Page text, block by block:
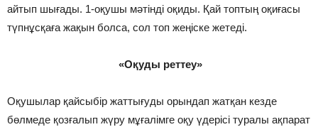
айтып шығады. 1-оқушы мәтінді оқиды. Қай топтың оқиғасы
түпнұсқаға жақын болса, сол топ жеңіске жетеді.
«Оқуды реттеу»
Оқушылар қайсыбір жаттығуды орындап жатқан кезде
бөлмеде қозғалып жүру мұғалімге оқу үдерісі туралы ақпарат